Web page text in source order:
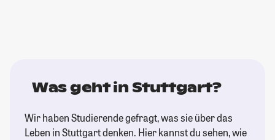
Was geht in Stuttgart?
Wir haben Studierende gefragt, was sie über das
Leben in Stuttgart denken. Hier kannst du sehen, wie